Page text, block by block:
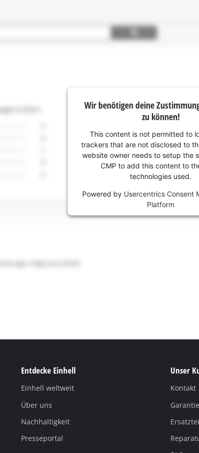
Wir benötigen deine
zu können!
This content is not permitted to
trackers that are not disclosed to
website owner needs to setup the
CMP to add this content to
technologies used.
Powered by Usercentrics Consent
Platform
Entdecke Einhell
Einhell weltweit
Über uns
Nachhaltigkeit
Presseportal
Unser
Kontakt